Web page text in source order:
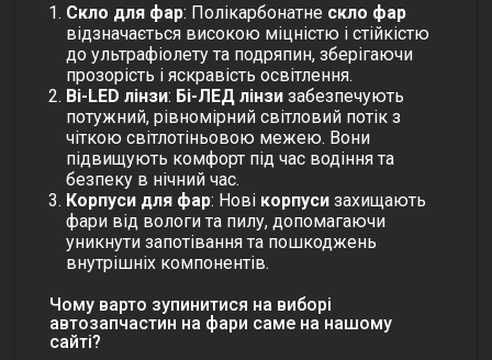
Скло для фар: Полікарбонатне скло фар
відзначається високою міцністю і стійкістю
до ультрафіолету та подряпин, зберігаючи
прозорість і яскравість освітлення.
Bi-LED лінзи: Бі-ЛЕД лінзи забезпечують
потужний, рівномірний світловий потік з
чіткою світлотіньовою межею. Вони
підвищують комфорт під час водіння та
безпеку в нічний час.
Корпуси для фар: Нові корпуси захищають
фари від вологи та пилу, допомагаючи
уникнути запотівання та пошкоджень
внутрішніх компонентів.
Чому варто зупинитися на виборі
автозапчастин на фари саме на нашому
сайті?